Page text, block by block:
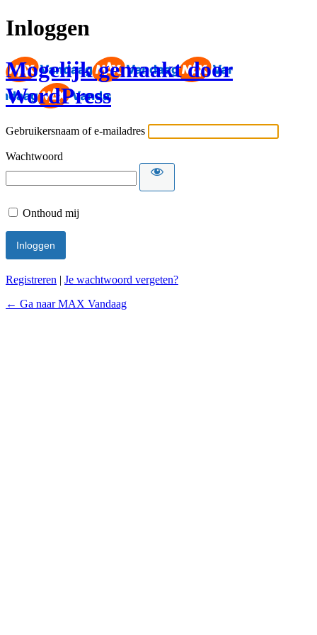
Inloggen
Mogelijk gemaakt door
WordPress
Gebruikersnaam of e-mailadres
Wachtwoord
Onthoud mij
Registreren | Je wachtwoord vergeten?
← Ga naar MAX Vandaag